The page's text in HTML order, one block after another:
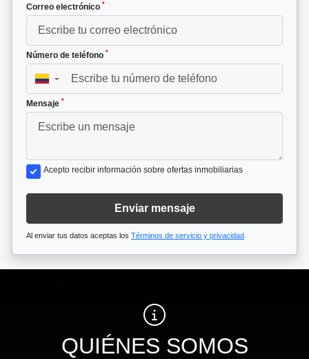
Correo electrónico *
Número de teléfono *
▼
Mensaje *
Acepto recibir información sobre ofertas inmobiliarias
Enviar mensaje
Al enviar tus datos aceptas los Términos de servicio y privacidad
QUIÉNES SOMOS